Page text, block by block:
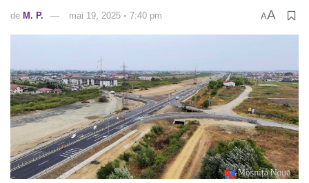
de M. P. mai 19, 2025 ◦ 7:40 pm AA